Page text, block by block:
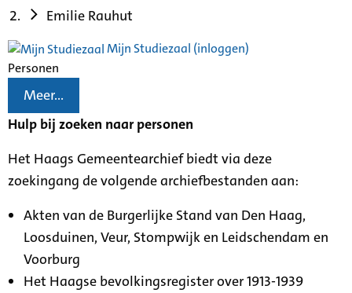
Emilie Rauhut
Mijn Studiezaal (inloggen)
Personen
Meer...
Hulp bij zoeken naar personen
Het Haags Gemeentearchief biedt via deze
zoekingang de volgende archiefbestanden aan:
Akten van de Burgerlijke Stand van Den Haag,
Loosduinen, Veur, Stompwijk en Leidschendam en
Voorburg
Het Haagse bevolkingsregister over 1913-1939